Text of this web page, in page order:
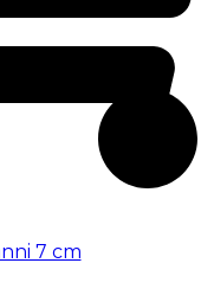
7 cm